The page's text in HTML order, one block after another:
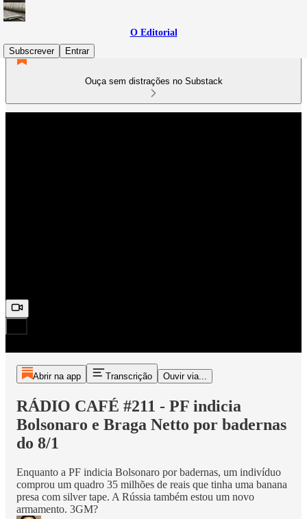
O Editorial
Subscrever
Entrar
Ouça sem distrações no Substack
Abrir na app Transcrição Ouvir via...
RÁDIO CAFÉ #211 - PF indicia
Bolsonaro e Braga Netto por badernas
do 8/1
Enquanto a PF indicia Bolsonaro por badernas, um indivíduo
comprou um quadro 35 milhões de reais que tinha uma banana
presa com silver tape. A Rússia também estou um novo
armamento. 3GM?